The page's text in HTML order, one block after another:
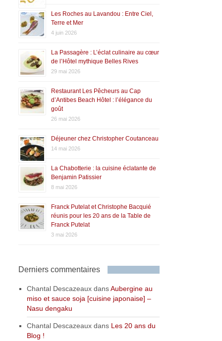
Les Roches au Lavandou : Entre Ciel,
Terre et Mer
4 juin 2026
La Passagère : L’éclat culinaire au cœur
de l’Hôtel mythique Belles Rives
29 mai 2026
Restaurant Les Pêcheurs au Cap
d’Antibes Beach Hôtel : l’élégance du
goût
26 mai 2026
Déjeuner chez Christopher Coutanceau
14 mai 2026
La Chabotterie : la cuisine éclatante de
Benjamin Patissier
8 mai 2026
Franck Putelat et Christophe Bacquié
réunis pour les 20 ans de la Table de
Franck Putelat
3 mai 2026
Derniers commentaires
Chantal Descazeaux dansAubergine au
miso et sauce soja [cuisine japonaise] –
Nasu dengaku
Chantal Descazeaux dans Les 20 ans du
Blog !